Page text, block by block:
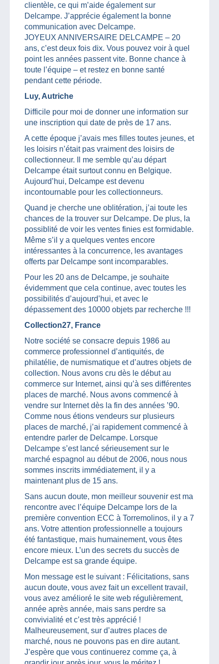
clientèle, ce qui m’aide également sur
Delcampe. J’apprécie également la bonne
communication avec Delcampe.
JOYEUX ANNIVERSAIRE DELCAMPE – 20
ans, c’est deux fois dix. Vous pouvez voir à quel
point les années passent vite. Bonne chance à
toute l’équipe – et restez en bonne santé
pendant cette période.
Luy, Autriche
Difficile pour moi de donner une information sur
une inscription qui date de près de 17 ans.
A cette époque j’avais mes filles toutes jeunes, et
les loisirs n’était pas vraiment des loisirs de
collectionneur. Il me semble qu’au départ
Delcampe était surtout connu en Belgique.
Aujourd’hui, Delcampe est devenu
incontournable pour les collectionneurs.
Quand je cherche une oblitération, j’ai toute les
chances de la trouver sur Delcampe. De plus, la
possiblité de voir les ventes finies est formidable.
Même s’il y a quelques ventes encore
intéressantes à la concurrence, les avantages
offerts par Delcampe sont incomparables.
Pour les 20 ans de Delcampe, je souhaite
évidemment que cela continue, avec toutes les
possibilités d’aujourd’hui, et avec le
dépassement des 10000 objets par recherche !!!
Collection27, France
Notre société se consacre depuis 1986 au
commerce professionnel d’antiquités, de
philatélie, de numismatique et d’autres objets de
collection. Nous avons cru dès le début au
commerce sur Internet, ainsi qu’à ses différentes
places de marché. Nous avons commencé à
vendre sur Internet dès la fin des années ’90.
Comme nous étions vendeurs sur plusieurs
places de marché, j’ai rapidement commencé à
entendre parler de Delcampe. Lorsque
Delcampe s’est lancé sérieusement sur le
marché espagnol au début de 2006, nous nous
sommes inscrits immédiatement, il y a
maintenant plus de 15 ans.
Sans aucun doute, mon meilleur souvenir est ma
rencontre avec l’équipe Delcampe lors de la
première convention ECC à Torremolinos, il y a 7
ans. Votre attention professionnelle a toujours
été fantastique, mais humainement, vous êtes
encore mieux. L’un des secrets du succès de
Delcampe est sa grande équipe.
Mon message est le suivant : Félicitations, sans
aucun doute, vous avez fait un excellent travail,
vous avez amélioré le site web régulièrement,
année après année, mais sans perdre sa
convivialité et c’est très apprécié !
Malheureusement, sur d’autres places de
marché, nous ne pouvons pas en dire autant.
J’espère que vous continuerez comme ça, à